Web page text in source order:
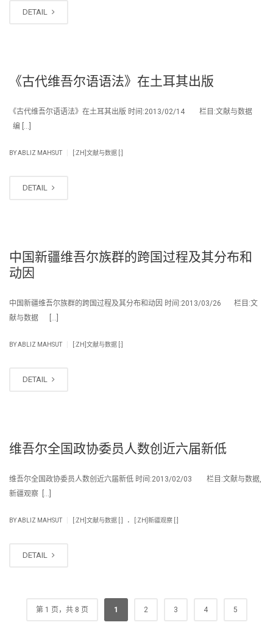
DETAIL
《古代维吾尔语语法》在土耳其出版
《古代维吾尔语语法》在土耳其出版 时间:2013/02/14 栏目:文献与数据
编 […]
BYABLIZ MAHSUT [:ZH]文献与数据 [:]
DETAIL
中国新疆维吾尔族群的跨国过程及其分布和
动因
中国新疆维吾尔族群的跨国过程及其分布和动因 时间:2013/03/26 栏目:文
献与数据 […]
BYABLIZ MAHSUT [:ZH]文献与数据 [:]
DETAIL
维吾尔全国政协委员人数创近六届新低
维吾尔全国政协委员人数创近六届新低 时间:2013/02/03 栏目:文献与数据,
新疆观察 […]
BYABLIZ MAHSUT [:ZH]文献与数据 [:] . [:ZH]新疆观察 [:]
DETAIL
第 1 页，共 8 页 1 2 3 4 5